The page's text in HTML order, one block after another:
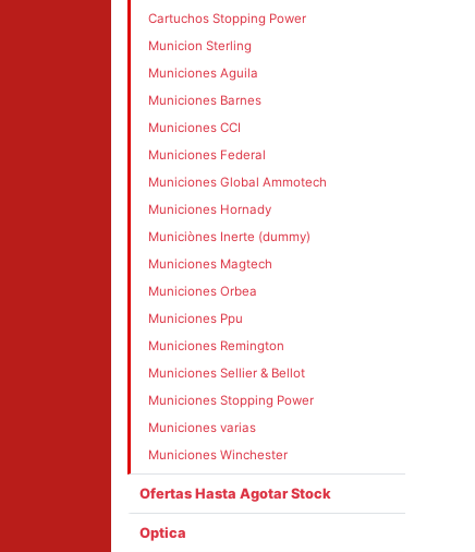
Cartuchos Stopping Power
Municion Sterling
Municiones Aguila
Municiones Barnes
Municiones CCI
Municiones Federal
Municiones Global Ammotech
Municiones Hornady
Municiònes Inerte (dummy)
Municiones Magtech
Municiones Orbea
Municiones Ppu
Municiones Remington
Municiones Sellier & Bellot
Municiones Stopping Power
Municiones varias
Municiones Winchester
Ofertas Hasta Agotar Stock
Optica